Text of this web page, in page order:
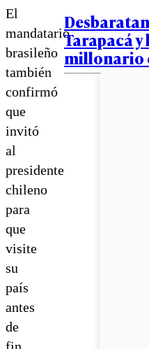
El
mandatario
brasileño
también
confirmó
que
invitó
al
presidente
chileno
para
que
visite
su
país
antes
de
Tarapacá
millonario